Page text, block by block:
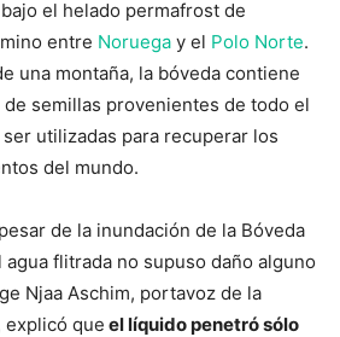
el helado permafrost de
entre Noruega y el Polo Norte.
una montaña, la bóveda contiene
semillas provenientes de todo el
utilizadas para recuperar los
del mundo.
de la inundación de la Bóveda
flitrada no supuso daño alguno
Njaa Aschim, portavoz de la
explicó que el líquido penetró sólo